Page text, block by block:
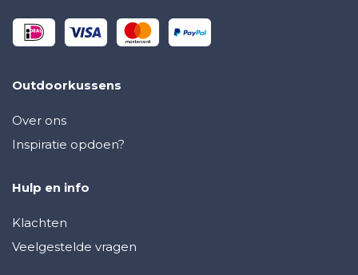
Outdoorkussens
Over ons
Inspiratie opdoen?
Hulp en info
Klachten
Veelgestelde vragen